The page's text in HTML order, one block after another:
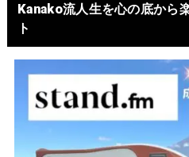
Kanako流人生を心の底から
ト